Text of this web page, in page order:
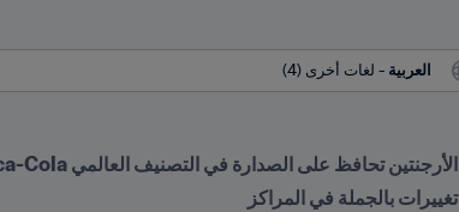
العربية
الأرجنتين تحافظ على الصدارة في التصنيف العالمي FIFA/Coca-Cola
تغييرات بالجملة في المراكز